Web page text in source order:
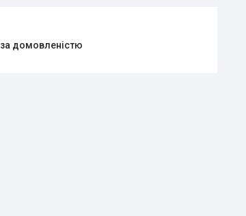
за домовленістю